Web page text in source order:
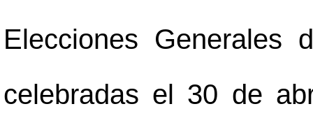
Elecciones Generales
celebradas el 30 de